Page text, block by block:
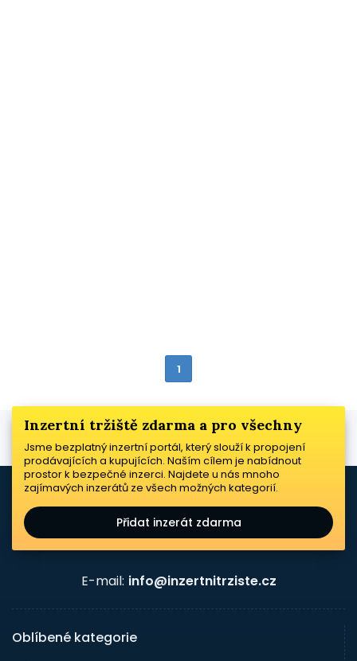
1
Inzertní tržiště zdarma a pro všechny
Jsme bezplatný inzertní portál, který slouží k propojení
prodávajících a kupujících. Naším cílem je nabídnout
prostor k bezpečné inzerci. Najdete u nás mnoho
zajímavých inzerátů ze všech možných kategorií.
Přidat inzerát zdarma
E-mail: info@inzertnitrziste.cz
Oblíbené kategorie